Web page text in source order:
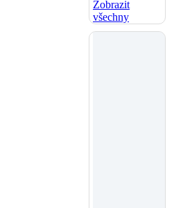
Zobrazit
všechny